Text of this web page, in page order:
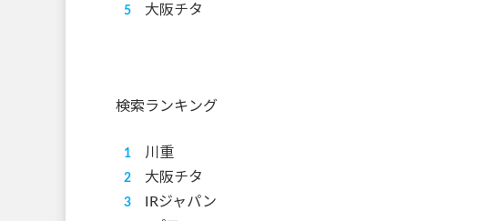
大阪チタ
検索ランキング
川重
大阪チタ
IRジャパン